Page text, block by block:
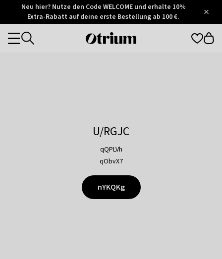
Otrium
Trustpilot
Neu hier? Nutze den Code WELCOME und erhalte 10%
Extra-Rabatt auf deine erste Bestellung ab 100 €.
Otrium
Categories
U/RGJC
qQPLVh
qObvX7
nYKQKg